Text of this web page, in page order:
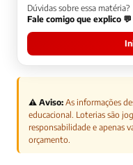
Dúvidas sobre essa matéria?
Fale comigo que explico 💬
⚠️ Aviso: As informações
educacional. Loterias são
responsabilidade e apenas
orçamento.